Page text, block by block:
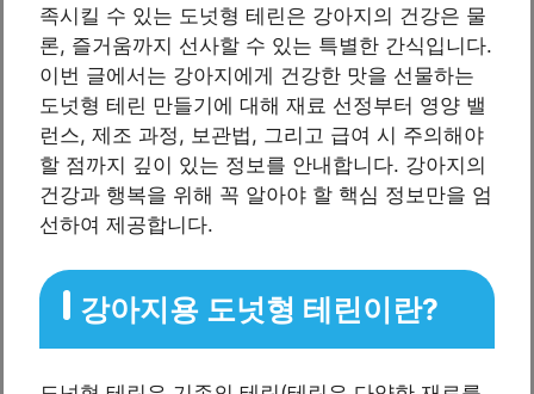
족시킬 수 있는 도넛형 테린은 강아지의 건강은 물
론, 즐거움까지 선사할 수 있는 특별한 간식입니다.
이번 글에서는 강아지에게 건강한 맛을 선물하는
도넛형 테린 만들기에 대해 재료 선정부터 영양 밸
런스, 제조 과정, 보관법, 그리고 급여 시 주의해야
할 점까지 깊이 있는 정보를 안내합니다. 강아지의
건강과 행복을 위해 꼭 알아야 할 핵심 정보만을 엄
선하여 제공합니다.
강아지용 도넛형 테린이란?